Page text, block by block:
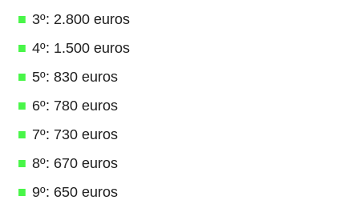
3º: 2.800 euros
4º: 1.500 euros
5º: 830 euros
6º: 780 euros
7º: 730 euros
8º: 670 euros
9º: 650 euros